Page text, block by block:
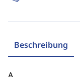
Beschreibung